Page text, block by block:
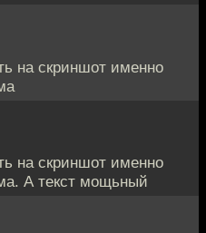
на скриншот именно
на скриншот именно
А текст мощьный